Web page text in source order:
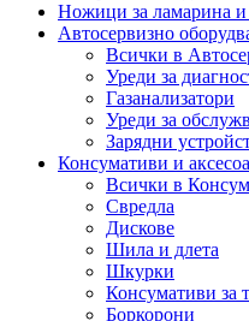
Ножици за ламарина и
Автосервизно
Всички в
Уреди за
Газанализатори
Уреди за
Зарядни
Консумативи и
Всички в
Свредла
Дискове
Шила и длета
Шкурки
Консумативи за
Боркорони